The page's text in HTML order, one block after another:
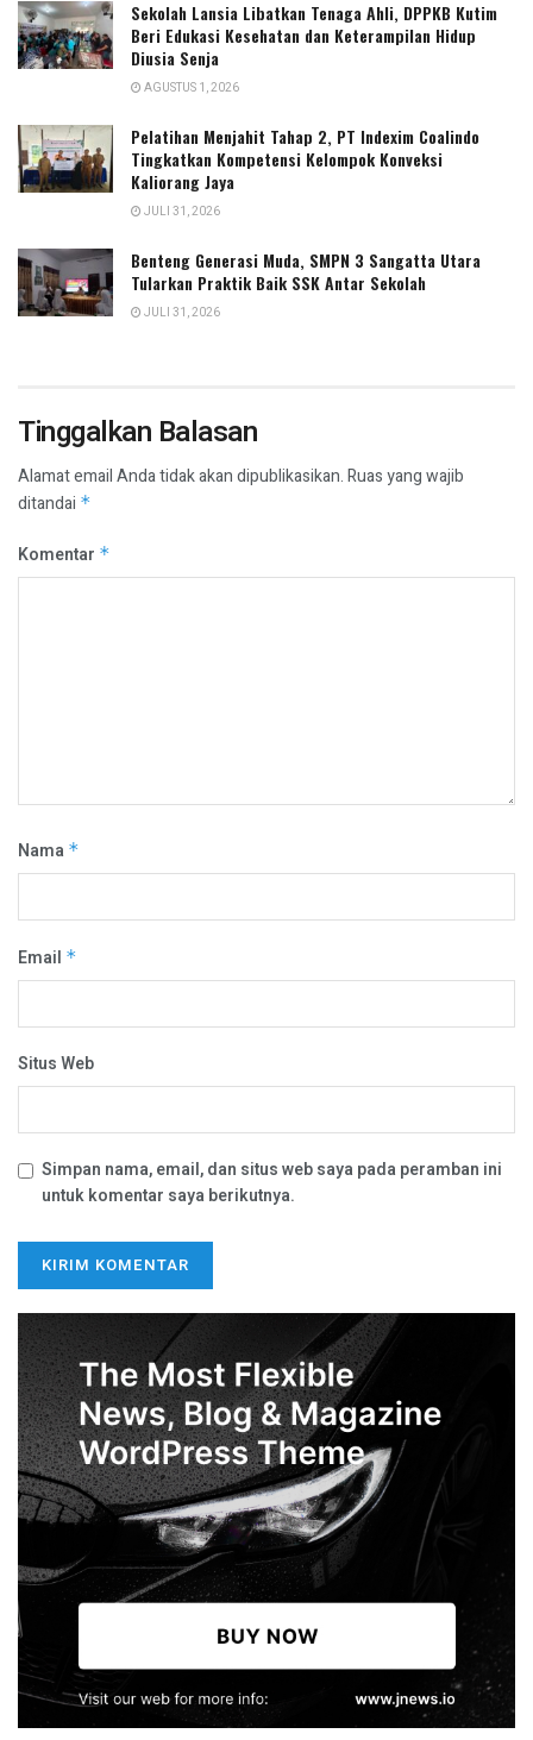
Sekolah Lansia Libatkan Tenaga Ahli, DPPKB Kutim
Beri Edukasi Kesehatan dan Keterampilan Hidup
Diusia Senja
AGUSTUS 1, 2026
Pelatihan Menjahit Tahap 2, PT Indexim Coalindo
Tingkatkan Kompetensi Kelompok Konveksi
Kaliorang Jaya
JULI 31, 2026
Benteng Generasi Muda, SMPN 3 Sangatta Utara
Tularkan Praktik Baik SSK Antar Sekolah
JULI 31, 2026
Tinggalkan Balasan
Alamat email Anda tidak akan dipublikasikan.Ruas yang wajib
ditandai *
Komentar *
Nama *
Email *
Situs Web
Simpan nama, email, dan situs web saya pada peramban ini
untuk komentar saya berikutnya.